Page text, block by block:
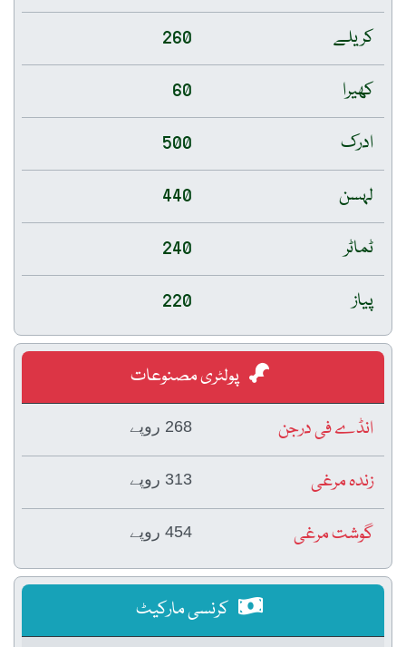
کریلے
260
کھیرا
60
ادرک
500
لہسن
440
ٹماٹر
240
پیاز
220
پولٹری مصنوعات
انڈے فی درجن
268 روپے
زندہ مرغی 313 روپے
گوشت مرغی 454 روپے
کرنسی مارکیٹ